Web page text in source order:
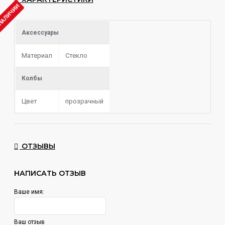
Аксессуары
Материал Стекло
Колбы
Цвет прозрачный
ОТЗЫВЫ
НАПИСАТЬ ОТЗЫВ
Ваше имя:
Ваш отзыв